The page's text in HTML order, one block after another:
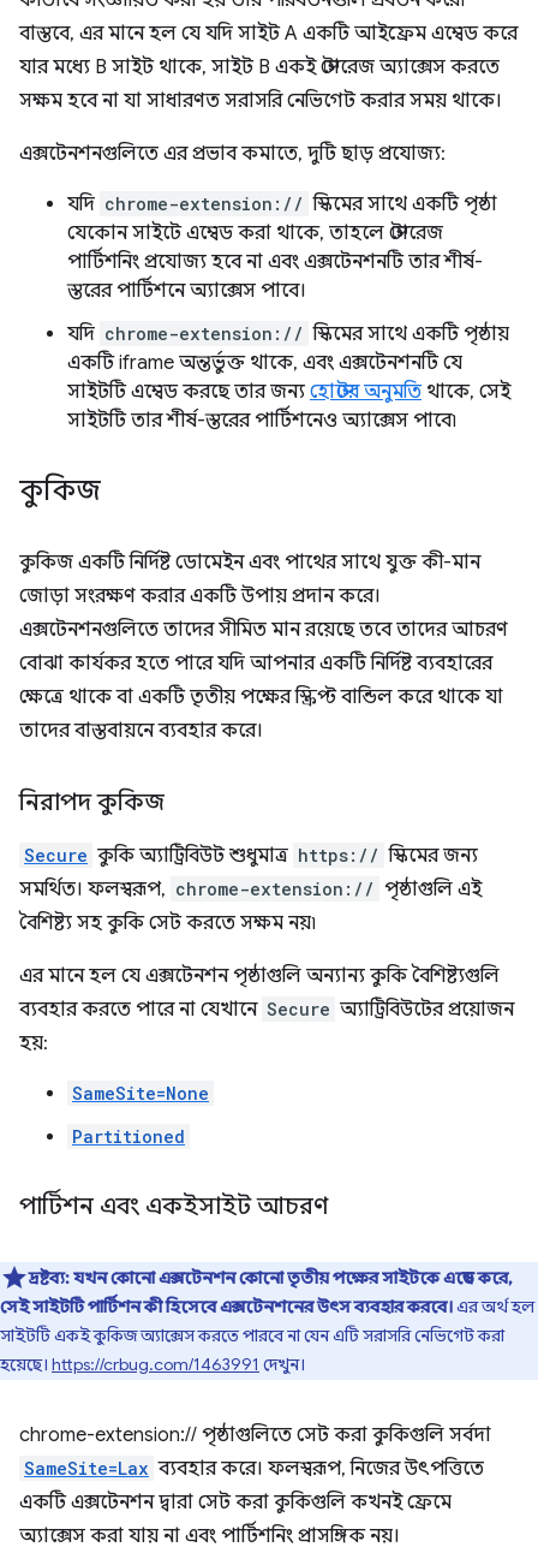
বাস্তবে, এর মানে হল যে যদি সাইট A একটি আইফ্রেম এম্বেড করে
যার মধ্যে B সাইট থাকে, সাইট B একই স্টোরেজ অ্যাক্সেস করতে
সক্ষম হবে না যা সাধারণত সরাসরি নেভিগেট করার সময় থাকে।
এক্সটেনশনগুলিতে এর প্রভাব কমাতে, দুটি ছাড় প্রযোজ্য:
যদি chrome-extension:// স্কিমের সাথে একটি পৃষ্ঠা
যেকোন সাইটে এম্বেড করা থাকে, তাহলে স্টোরেজ
পার্টিশনিং প্রযোজ্য হবে না এবং এক্সটেনশনটি তার শীর্ষ-
স্তরের পার্টিশনে অ্যাক্সেস পাবে।
যদি chrome-extension:// স্কিমের সাথে একটি পৃষ্ঠায়
একটি iframe অন্তর্ভুক্ত থাকে, এবং এক্সটেনশনটি যে
সাইটটি এম্বেড করছে তার জন্য হোস্টের অনুমতি থাকে, সেই
সাইটটি তার শীর্ষ-স্তরের পার্টিশনেও অ্যাক্সেস পাবে৷
কুকিজ
কুকিজ একটি নির্দিষ্ট ডোমেইন এবং পাথের সাথে যুক্ত কী-মান
জোড়া সংরক্ষণ করার একটি উপায় প্রদান করে।
এক্সটেনশনগুলিতে তাদের সীমিত মান রয়েছে তবে তাদের আচরণ
বোঝা কার্যকর হতে পারে যদি আপনার একটি নির্দিষ্ট ব্যবহারের
ক্ষেত্রে থাকে বা একটি তৃতীয় পক্ষের স্ক্রিপ্ট বান্ডিল করে থাকে যা
তাদের বাস্তবায়নে ব্যবহার করে।
নিরাপদ কুকিজ
Secure কুকি অ্যাট্রিবিউট শুধুমাত্র https:// স্কিমের জন্য
সমর্থিত। ফলস্বরূপ, chrome-extension:// পৃষ্ঠাগুলি এই
বৈশিষ্ট্য সহ কুকি সেট করতে সক্ষম নয়৷
এর মানে হল যে এক্সটেনশন পৃষ্ঠাগুলি অন্যান্য কুকি বৈশিষ্ট্যগুলি
ব্যবহার করতে পারে না যেখানে Secure অ্যাট্রিবিউটের প্রয়োজন
হয়:
SameSite=None
Partitioned
পার্টিশন এবং একইসাইট আচরণ
দ্রষ্টব্য: যখন কোনো এক্সটেনশন কোনো তৃতীয় পক্ষের সাইটকে এম্বেড করে,
সেই সাইটটি পার্টিশন কী হিসেবে এক্সটেনশনের উৎস ব্যবহার করবে।এর অর্থ হল
সাইটটি একই কুকিজ অ্যাক্সেস করতে পারবে না যেন এটি সরাসরি নেভিগেট করা
হয়েছে। https://crbug.com/1463991 দেখুন।
chrome-extension:// পৃষ্ঠাগুলিতে সেট করা কুকিগুলি সর্বদা
SameSite=Lax ব্যবহার করে। ফলস্বরূপ, নিজের উৎপত্তিতে
একটি এক্সটেনশন দ্বারা সেট করা কুকিগুলি কখনই ফ্রেমে
অ্যাক্সেস করা যায় না এবং পার্টিশনিং প্রাসঙ্গিক নয়।